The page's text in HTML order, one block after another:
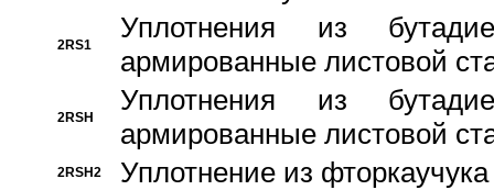
2RS1
Уплотнения из
армированные листовой
2RSH
Уплотнения из
армированные листовой
2RSH2 Уплотнение из